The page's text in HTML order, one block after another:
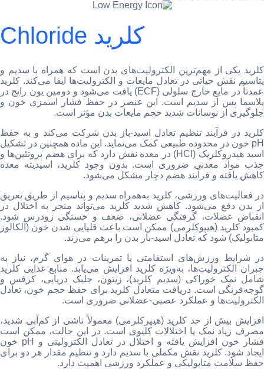
Chloride کلرید
کلرید یکی از مهم‌ترین الکترولیت‌های بدن است که همراه با سدیم و
پتاسیم نقش حیاتی در تعادل مایعات و الکترولیت‌ها ایفا می‌کند. کلرید
عمدتاً در مایع خارج سلولی (ECF) یافت می‌شود و دومین یون رایج در
پلاسما پس از سدیم است. این عنصر در حفظ فشار اسمزی خون و
جلوگیری از نوسانات شدید حجم مایعات بدن مؤثر است.
کلرید در فرآیند تنظیم تعادل اسید-باز بدن شرکت می‌کند و به حفظ
pH خون در محدوده طبیعی کمک می‌نماید. این ماده همچنین در تشکیل
اسید هیدروکلریک (HCl) در معده نقش دارد که برای هضم پروتئین‌ها و
جذب مواد معدنی ضروری است. بدون وجود کلرید، اسیدیته معده
کاهش یافته و فرآیند هضم دچار مشکل می‌شود.
در فعالیت‌های ورزشی، کلرید به‌همراه سدیم و پتاسیم از طریق تعریق
از بدن دفع می‌شود. کاهش شدید کلرید می‌تواند منجر به اختلال در
انقباض عضلات، گرفتگی عضلانی، ضعف و خستگی زودرس شود.
کمبود کلرید (هیپوکلرمی) ممکن است باعث قلیایی شدن خون (آلکالوز
متابولیک) شود که تعادل اسید-باز بدن را برهم می‌زند.
در شرایط ورزش‌های استقامتی یا تمرینات در هوای گرم، نیاز به
جبران الکترولیت‌ها، به‌ویژه کلرید افزایش می‌یابد. منابع غذایی کلرید
شامل نمک خوراکی (سدیم کلرید)، زیتون، جلبک دریایی، کرفس و
گوجه‌فرنگی است. دریافت متعادل کلرید برای حفظ حجم خون، تعادل
الکترولیت‌ها و عملکرد عصبی-عضلانی ضروری است.
افزایش بیش از حد کلرید (هیپرکلرمی) معمولاً ناشی از کم‌آبی شدید،
مصرف زیاد نمک یا اختلالات کلیوی است. در این حالت، ممکن است
فشار خون افزایش یافته و اختلال در تعادل الکترولیتی و pH خون
ایجاد شود. کلرید نقش مکملی با سدیم دارد و تنظیم مقدار هر دو برای
حفظ سلامت متابولیکی و عملکرد ورزشی اهمیت دارد.